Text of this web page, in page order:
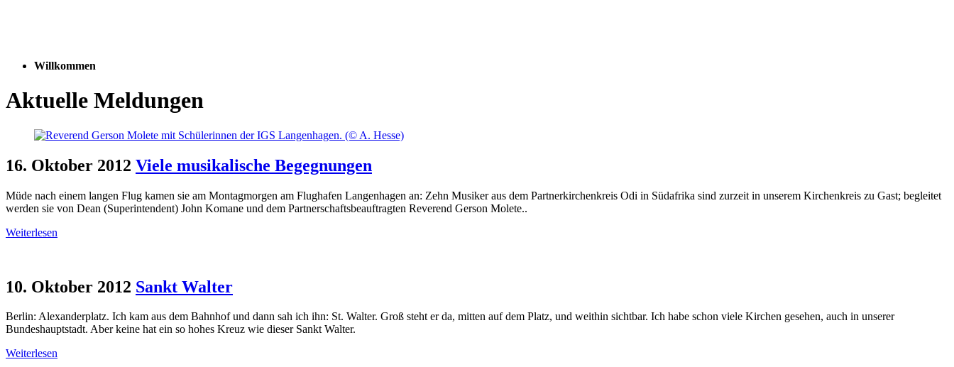
Willkommen
Aktuelle Meldungen
16. Oktober 2012 Viele musikalische Begegnungen
Müde nach einem langen Flug kamen sie am Montagmorgen am Flughafen Langenhagen an: Zehn Musiker aus dem Partnerkirchenkreis Odi in Südafrika sind zurzeit in unserem Kirchenkreis zu Gast; begleitet
werden sie von Dean (Superintendent) John Komane und dem Partnerschaftsbeauftragten Reverend Gerson Molete..
Weiterlesen
10. Oktober 2012 Sankt Walter
Berlin: Alexanderplatz. Ich kam aus dem Bahnhof und dann sah ich ihn: St. Walter. Groß steht er da, mitten auf dem Platz, und weithin sichtbar. Ich habe schon viele Kirchen gesehen, auch in unserer
Bundeshauptstadt. Aber keine hat ein so hohes Kreuz wie dieser Sankt Walter.
Weiterlesen